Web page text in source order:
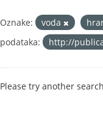
Oznake: voda
podataka:
http://
Please try another